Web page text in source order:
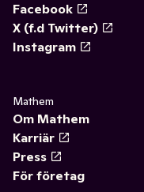
Facebook
X (f.d Twitter)
Instagram
Mathem
Om Mathem
Karriär
Press
För företag